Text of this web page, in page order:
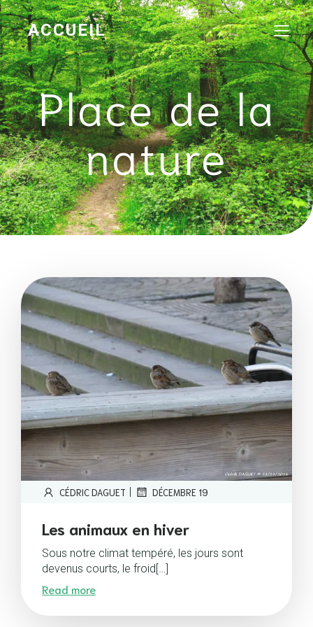
ACCUEIL
Place de la
nature
CÉDRIC DAGUET | DÉCEMBRE 19
Les animaux en hiver
Sous notre climat tempéré, les jours sont
devenus courts, le froid[…]
Read more